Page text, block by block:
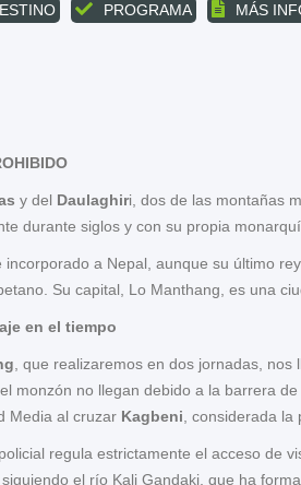
PROGRAMA MÁS
y del Daulaghiri, dos de las montañas
durante siglos y con su propia
incorporado a Nepal, aunque su último
Su capital, Lo Manthang, es una
en el tiempo
, que realizaremos en dos jornadas,
monzón no llegan debido a la barrera
Media al cruzar Kagbeni , considerada
regula estrictamente el acceso de
el río Kali Gandaki, que ha